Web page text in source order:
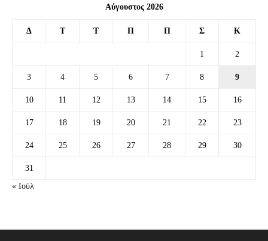
Αύγουστος 2026
Δ Τ Τ Π Π Σ Κ
1 2
3 4 5 6 7 8 9
10 11 12 13 14 15 16
17 18 19 20 21 22 23
24 25 26 27 28 29 30
31
« Ιούλ